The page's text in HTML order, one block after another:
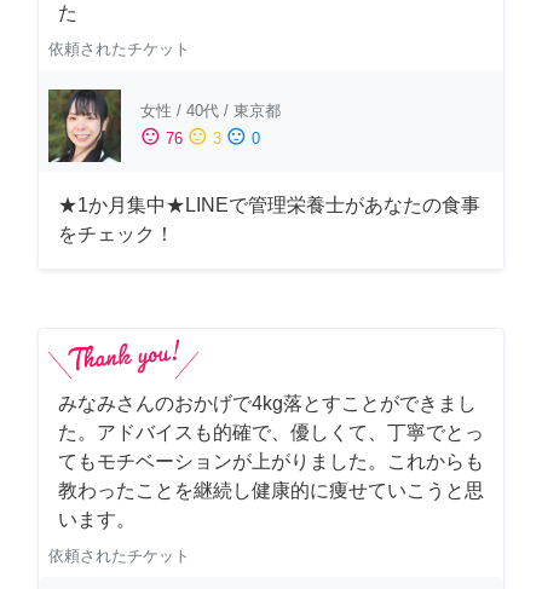
た
依頼されたチケット
女性 / 40代 / 東京都
sentiment_satisfied 76 sentiment_neutral 3 sentiment_dissatisfied 0
★1か月集中★LINEで管理栄養士があなたの食事
をチェック！
みなみさんのおかげで4kg落とすことができまし
た。アドバイスも的確で、優しくて、丁寧でとっ
てもモチベーションが上がりました。これからも
教わったことを継続し健康的に痩せていこうと思
います。
依頼されたチケット